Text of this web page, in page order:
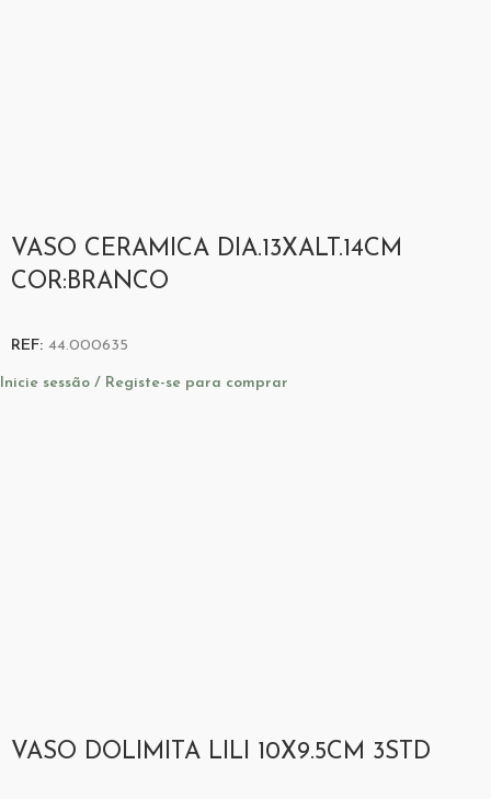
VASO CERAMICA DIA.13XALT.14CM
COR:BRANCO
REF: 44.000635
Inicie sessão / Registe-se para comprar
VASO DOLIMITA LILI 10X9.5CM 3STD